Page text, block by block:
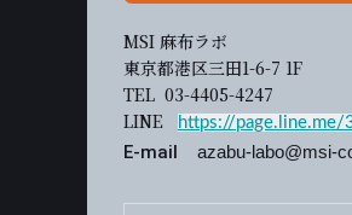
MSI 麻布ラボ
東京都港区三田1-6-7 1F
TEL 03-4405-4247
LINE
https://page.line.me/
E-mail azabu-labo@msi-